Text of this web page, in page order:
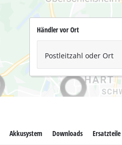
Händler vor Ort
Postleitzahl oder Ort
Akkusystem Downloads Ersatzteile